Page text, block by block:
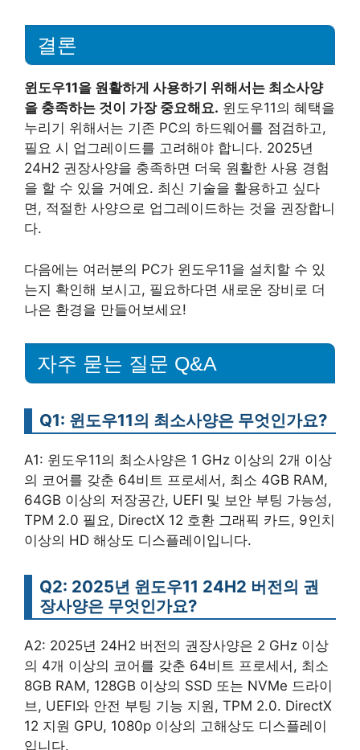
결론
윈도우11을 원활하게 사용하기 위해서는 최소사양
을 충족하는 것이 가장 중요해요. 윈도우11의 혜택을
누리기 위해서는 기존 PC의 하드웨어를 점검하고,
필요 시 업그레이드를 고려해야 합니다. 2025년
24H2 권장사양을 충족하면 더욱 원활한 사용 경험
을 할 수 있을 거예요. 최신 기술을 활용하고 싶다
면, 적절한 사양으로 업그레이드하는 것을 권장합니
다.
다음에는 여러분의 PC가 윈도우11을 설치할 수 있
는지 확인해 보시고, 필요하다면 새로운 장비로 더
나은 환경을 만들어보세요!
자주 묻는 질문 Q&A
Q1: 윈도우11의 최소사양은 무엇인가요?
A1: 윈도우11의 최소사양은 1 GHz 이상의 2개 이상
의 코어를 갖춘 64비트 프로세서, 최소 4GB RAM,
64GB 이상의 저장공간, UEFI 및 보안 부팅 가능성,
TPM 2.0 필요, DirectX 12 호환 그래픽 카드, 9인치
이상의 HD 해상도 디스플레이입니다.
Q2: 2025년 윈도우11 24H2 버전의 권
장사양은 무엇인가요?
A2: 2025년 24H2 버전의 권장사양은 2 GHz 이상
의 4개 이상의 코어를 갖춘 64비트 프로세서, 최소
8GB RAM, 128GB 이상의 SSD 또는 NVMe 드라이
브, UEFI와 안전 부팅 기능 지원, TPM 2.0. DirectX
12 지원 GPU, 1080p 이상의 고해상도 디스플레이
입니다.